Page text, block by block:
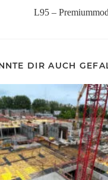
L95 –
DIR AUCH